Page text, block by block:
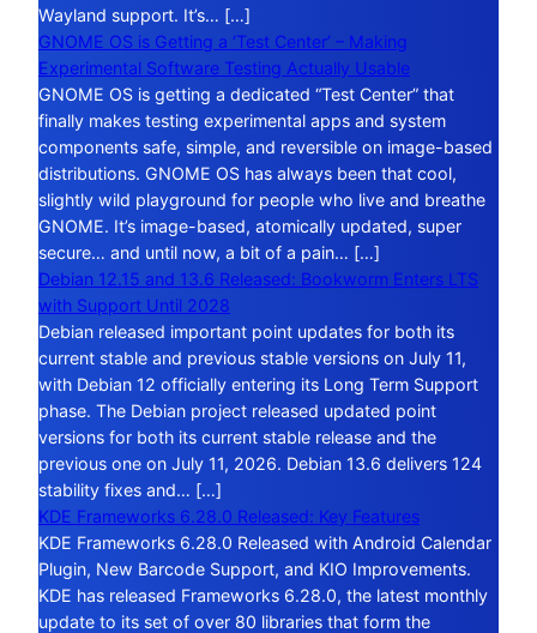
Wayland support. It’s… […]
GNOME OS is Getting a ‘Test Center’ – Making
Experimental Software Testing Actually Usable
GNOME OS is getting a dedicated “Test Center” that
finally makes testing experimental apps and system
components safe, simple, and reversible on image-based
distributions. GNOME OS has always been that cool,
slightly wild playground for people who live and breathe
GNOME. It’s image-based, atomically updated, super
secure… and until now, a bit of a pain… […]
Debian 12.15 and 13.6 Released: Bookworm Enters LTS
with Support Until 2028
Debian released important point updates for both its
current stable and previous stable versions on July 11,
with Debian 12 officially entering its Long Term Support
phase. The Debian project released updated point
versions for both its current stable release and the
previous one on July 11, 2026. Debian 13.6 delivers 124
stability fixes and… […]
KDE Frameworks 6.28.0 Released: Key Features
KDE Frameworks 6.28.0 Released with Android Calendar
Plugin, New Barcode Support, and KIO Improvements.
KDE has released Frameworks 6.28.0, the latest monthly
update to its set of over 80 libraries that form the